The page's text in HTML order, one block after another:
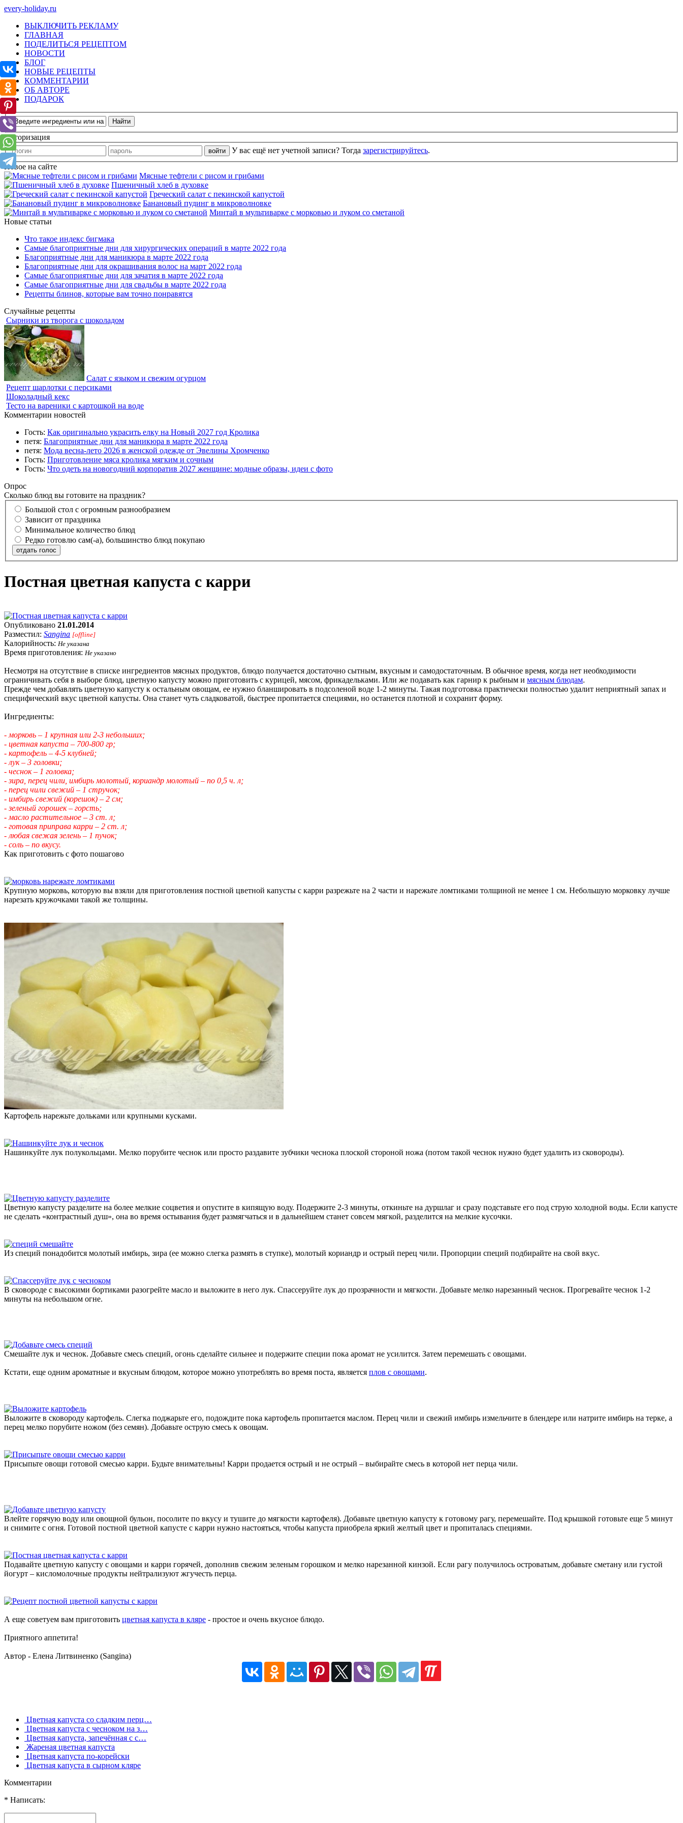
every-holiday.ru
ВЫКЛЮЧИТЬ РЕКЛАМУ
ГЛАВНАЯ
ПОДЕЛИТЬСЯ РЕЦЕПТОМ
НОВОСТИ
БЛОГ
НОВЫЕ РЕЦЕПТЫ
КОММЕНТАРИИ
ОБ АВТОРЕ
ПОДАРОК
Авторизация
У вас ещё нет учетной записи? Тогда зарегистрируйтесь.
Новое на сайте
Мясные тефтели с рисом и грибами
Пшеничный хлеб в духовке
Греческий салат с пекинской капустой
Банановый пудинг в микроволновке
Минтай в мультиварке с морковью и луком со сметаной
Новые статьи
Что такое индекс бигмака
Самые благоприятные дни для хирургических операций в марте 2022 года
Благоприятные дни для маникюра в марте 2022 года
Благоприятные дни для окрашивания волос на март 2022 года
Самые благоприятные дни для зачатия в марте 2022 года
Самые благоприятные дни для свадьбы в марте 2022 года
Рецепты блинов, которые вам точно понравятся
Случайные рецепты
Сырники из творога с шоколадом
Салат с языком и свежим огурцом
Рецепт шарлотки с персиками
Шоколадный кекс
Тесто на вареники с картошкой на воде
Комментарии новостей
Гость: Как оригинально украсить елку на Новый 2027 год Кролика
петя: Благоприятные дни для маникюра в марте 2022 года
петя: Мода весна-лето 2026 в женской одежде от Эвелины Хромченко
Гость: Приготовление мяса кролика мягким и сочным
Гость: Что одеть на новогодний корпоратив 2027 женщине: модные образы, идеи с фото
Опрос
Сколько блюд вы готовите на праздник?
Большой стол с огромным разнообразием
Зависит от праздника
Минимальное количество блюд
Редко готовлю сам(-а), большинство блюд покупаю
отдать голос
Постная цветная капуста с карри
Опубликовано 21.01.2014
Разместил: Sangina [offline]
Калорийность: Не указана
Время приготовления: Не указано
Несмотря на отсутствие в списке ингредиентов мясных продуктов, блюдо получается достаточно сытным, вкусным и самодостаточным. В обычное время, когда нет необходимости
ограничивать себя в выборе блюд, цветную капусту можно приготовить с курицей, мясом, фрикадельками. Или же подавать как гарнир к рыбным и мясным блюдам.
Прежде чем добавлять цветную капусту к остальным овощам, ее нужно бланшировать в подсоленой воде 1-2 минуты. Такая подготовка практически полностью удалит неприятный запах и
специфический вкус цветной капусты. Она станет чуть сладковатой, быстрее пропитается специями, но останется плотной и сохранит форму.
Ингредиенты:
- морковь – 1 крупная или 2-3 небольших;
- цветная капуста – 700-800 гр;
- картофель – 4-5 клубней;
- лук – 3 головки;
- чеснок – 1 головка;
- зира, перец чили, имбирь молотый, кориандр молотый – по 0,5 ч. л;
- перец чили свежий – 1 стручок;
- имбирь свежий (корешок) – 2 см;
- зеленый горошек – горсть;
- масло растительное – 3 ст. л;
- готовая приправа карри – 2 ст. л;
- любая свежая зелень – 1 пучок;
- соль – по вкусу.
Как приготовить с фото пошагово
Крупную морковь, которую вы взяли для приготовления постной цветной капусты с карри разрежьте на 2 части и нарежьте ломтиками толщиной не менее 1 см. Небольшую морковку лучше
нарезать кружочками такой же толщины.
Картофель нарежьте дольками или крупными кусками.
Нашинкуйте лук полукольцами. Мелко порубите чеснок или просто раздавите зубчики чеснока плоской стороной ножа (потом такой чеснок нужно будет удалить из сковороды).
Цветную капусту разделите на более мелкие соцветия и опустите в кипящую воду. Подержите 2-3 минуты, откиньте на дуршлаг и сразу подставьте его под струю холодной воды. Если капусте
не сделать «контрастный душ», она во время остывания будет размягчаться и в дальнейшем станет совсем мягкой, разделится на мелкие кусочки.
Из специй понадобится молотый имбирь, зира (ее можно слегка размять в ступке), молотый кориандр и острый перец чили. Пропорции специй подбирайте на свой вкус.
В сковороде с высокими бортиками разогрейте масло и выложите в него лук. Спассеруйте лук до прозрачности и мягкости. Добавьте мелко нарезанный чеснок. Прогревайте чеснок 1-2
минуты на небольшом огне.
Смешайте лук и чеснок. Добавьте смесь специй, огонь сделайте сильнее и подержите специи пока аромат не усилится. Затем перемешать с овощами.
Кстати, еще одним ароматные и вкусным блюдом, которое можно употреблять во время поста, является плов с овощами.
Выложите в сковороду картофель. Слегка поджарьте его, подождите пока картофель пропитается маслом. Перец чили и свежий имбирь измельчите в блендере или натрите имбирь на терке, а
перец мелко порубите ножом (без семян). Добавьте острую смесь к овощам.
Присыпьте овощи готовой смесью карри. Будьте внимательны! Карри продается острый и не острый – выбирайте смесь в которой нет перца чили.
Влейте горячую воду или овощной бульон, посолите по вкусу и тушите до мягкости картофеля). Добавьте цветную капусту к готовому рагу, перемешайте. Под крышкой готовьте еще 5 минут
и снимите с огня. Готовой постной цветной капусте с карри нужно настояться, чтобы капуста приобрела яркий желтый цвет и пропиталась специями.
Подавайте цветную капусту с овощами и карри горячей, дополнив свежим зеленым горошком и мелко нарезанной кинзой. Если рагу получилось островатым, добавьте сметану или густой
йогурт – кисломолочные продукты нейтрализуют жгучесть перца.
А еще советуем вам приготовить цветная капуста в кляре - простое и очень вкусное блюдо.
Приятного аппетита!
Автор - Елена Литвиненко (Sangina)
Цветная капуста со сладким перц…
Цветная капуста с чесноком на з…
Цветная капуста, запечённая с с…
Жареная цветная капуста
Цветная капуста по-корейски
Цветная капуста в сырном кляре
Комментарии
* Написать: